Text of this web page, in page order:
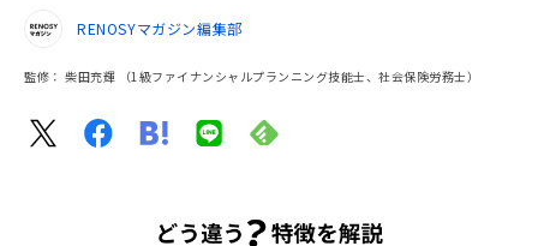
4/10 不動産投資ローンを利用する2つのデメリット
6/10 【年収別】不動産投資ローンの融資可能性
の種類と特徴
RENOSYマガジン編集部
監修： 柴田充輝 （1級ファイナンシャルプランニング技能士、社会保険労務士）